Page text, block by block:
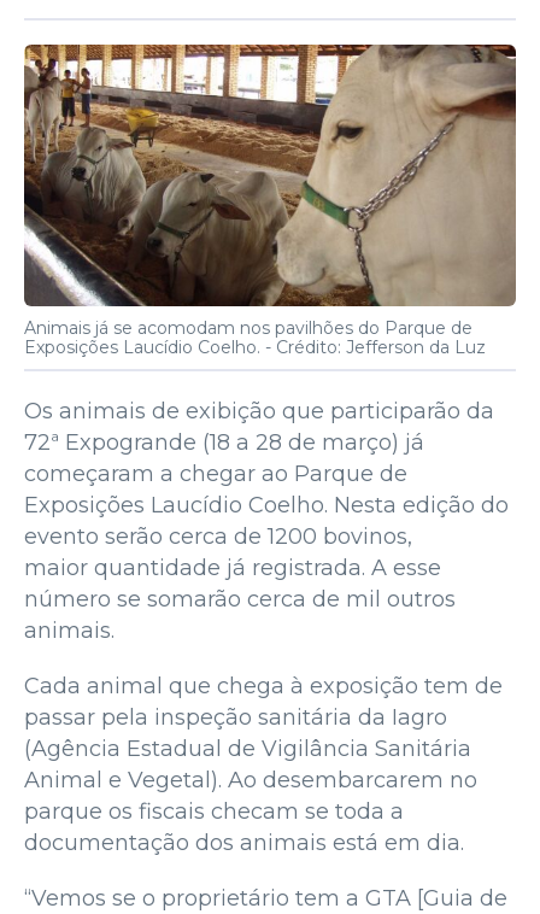
Animais já se acomodam nos pavilhões do Parque de
Exposições Laucídio Coelho. - Crédito: Jefferson da Luz
Os animais de exibição que participarão da
72ª Expogrande (18 a 28 de março) já
começaram a chegar ao Parque de
Exposições Laucídio Coelho. Nesta edição do
evento serão cerca de 1200 bovinos,
maior quantidade já registrada. A esse
número se somarão cerca de mil outros
animais.
Cada animal que chega à exposição tem de
passar pela inspeção sanitária da Iagro
(Agência Estadual de Vigilância Sanitária
Animal e Vegetal). Ao desembarcarem no
parque os fiscais checam se toda a
documentação dos animais está em dia.
“Vemos se o proprietário tem a GTA [Guia de